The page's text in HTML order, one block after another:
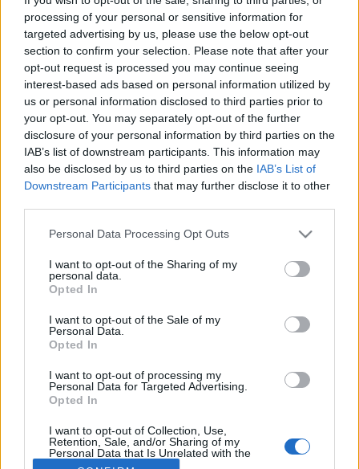
processing of your personal or sensitive information for
targeted advertising by us, please use the below opt-out
section to confirm your selection. Please note that after your
opt-out request is processed you may continue seeing
interest-based ads based on personal information utilized by
us or personal information disclosed to third parties prior to
your opt-out. You may separately opt-out of the further
disclosure of your personal information by third parties on the
IAB’s list of downstream participants. This information may
also be disclosed by us to third parties on the IAB’s List of
Downstream Participants that may further disclose it to other
Please note that this website/app uses one or more Google
not limited to your visit or usage behaviour. You may click to
grant or deny consent to Google and its third-party tags to
use your data for below specified purposes in below Google
consent section.
Personal Data Processing Opt Outs
I want to opt-out of the Sharing of my
personal data.
Opted In
I want to opt-out of the Sale of my
Personal Data.
Opted In
I want to opt-out of processing my
Personal Data for Targeted Advertising.
Opted In
I want to opt-out of Collection, Use,
Retention, Sale, and/or Sharing of my
Personal Data that Is Unrelated with the
Purposes for which it was collected.
Kisállatok egészsége
#allergia #influenza#cukorbetegség
#orvosmeteorológia#vérnyomás #stroke#rákbetegség
#pajzsmirigy#reflux#ekcéma#herpesz
Regisztráció
Szuperbaktérium
Szuperbaktérium